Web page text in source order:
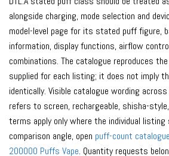
alongside charging, mode selection and
model-level page for its stated puff figure,
information, display functions, airflow
combinations. The catalogue reproduces
supplied for each listing; it does not imply
identically. Visible catalogue wording
refers to screen, rechargeable, shisha-
terms apply only where the individual
comparison angle, open puff-count catalogue
200000 Puffs Vape. Quantity requests